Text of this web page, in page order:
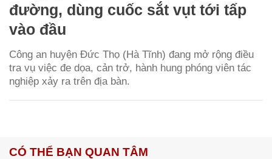
đường, dùng cuốc sắt vụt tới tấp
vào đầu
Công an huyện Đức Thọ (Hà Tĩnh) đang mở rộng điều
tra vụ việc đe dọa, cản trở, hành hung phóng viên tác
nghiệp xảy ra trên địa bàn.
CÓ THỂ BẠN QUAN TÂM